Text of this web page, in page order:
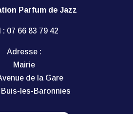
Parfum de Jazz
: 07 66 83 79 42
Adresse :
Mairie
de la Gare
Buis-les-Baronnies